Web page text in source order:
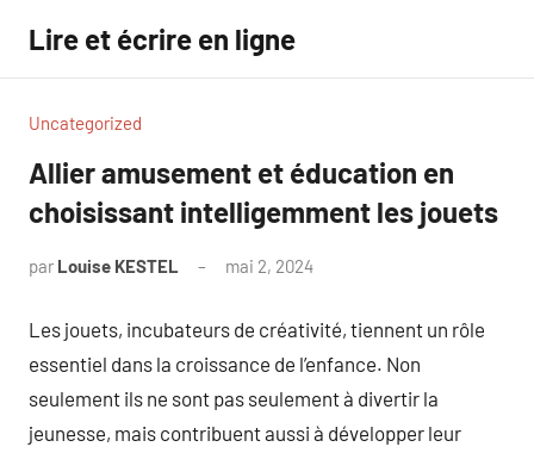
contenu
Lire et écrire en ligne
Uncategorized
Allier amusement et éducation en
choisissant intelligemment les jouets
par Louise KESTEL mai 2, 2024
Les jouets, incubateurs de créativité, tiennent un rôle
essentiel dans la croissance de l’enfance. Non
seulement ils ne sont pas seulement à divertir la
jeunesse, mais contribuent aussi à développer leur